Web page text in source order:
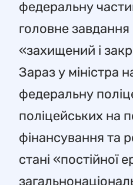
федеральну
головне
«захищений і
Зараз у міністра
федеральну
поліцейських на
фінансування та
стані «постійної